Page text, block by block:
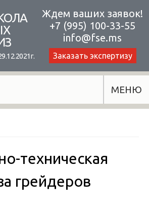
Ждем ваших заявок!
+7 (995) 100-33-55
info@fse.ms
Заказать экспертизу
МЕНЮ
техническая
грейдеров